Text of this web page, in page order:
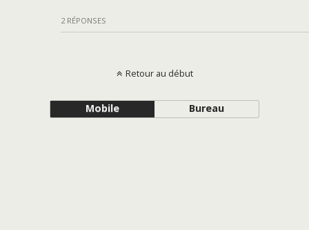
2 RÉPONSES
Retour au début
Mobile Bureau